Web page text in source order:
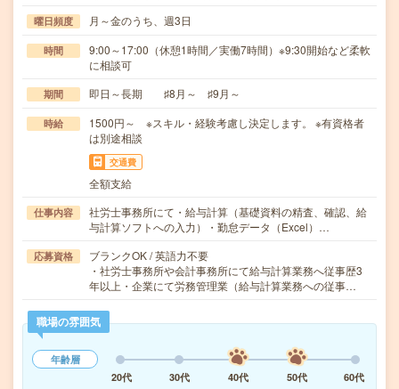
曜日頻度 月～金のうち、週3日
時間
9:00～17:00（休憩1時間／実働7時間）※9:30開始など柔軟
に相談可
期間 即日～長期 ♯8月～ ♯9月～
時給
1500円～ ※スキル・経験考慮し決定します。 ※有資格者
は別途相談
交通費
全額支給
仕事内容
社労士事務所にて・給与計算（基礎資料の精査、確認、給
与計算ソフトへの入力）・勤怠データ（Excel）…
応募資格
ブランクOK / 英語力不要
・社労士事務所や会計事務所にて給与計算業務へ従事歴3
年以上・企業にて労務管理業（給与計算業務への従事…
職場の雰囲気
年齢層
20代
30代 40代 50代
60代